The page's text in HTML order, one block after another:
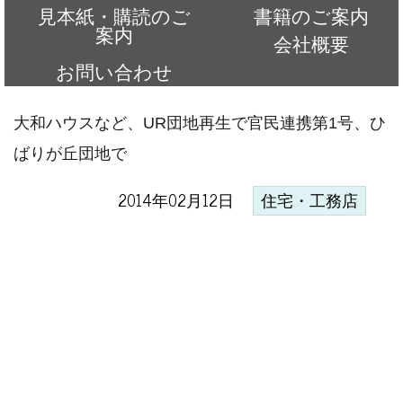
見本紙・購読のご
案内
書籍のご案内
会社概要
お問い合わせ
大和ハウスなど、UR団地再生で官民連携第1号、ひ
ばりが丘団地で
2014年02月12日 住宅・工務店